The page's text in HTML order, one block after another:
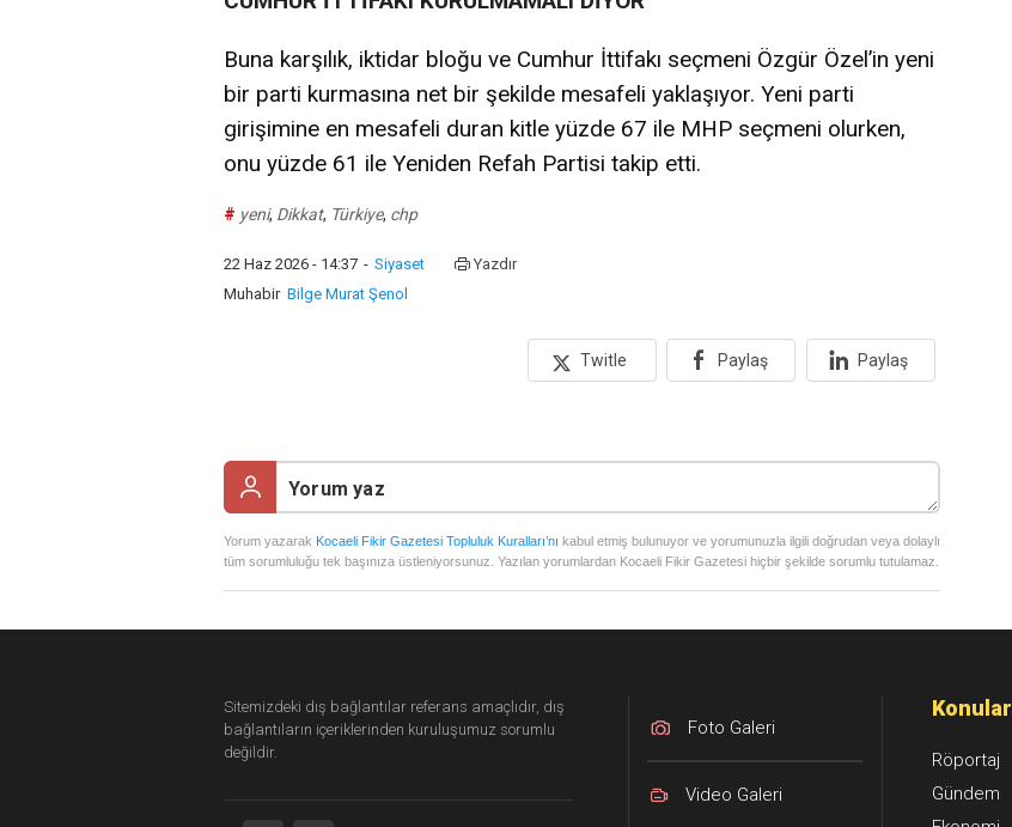
Buna karşılık, iktidar bloğu ve Cumhur İttifakı seçmeni Özgür Özel’in yeni
bir parti kurmasına net bir şekilde mesafeli yaklaşıyor. Yeni parti
girişimine en mesafeli duran kitle yüzde 67 ile MHP seçmeni olurken,
onu yüzde 61 ile Yeniden Refah Partisi takip etti.
# yeni, Dikkat, Türkiye, chp
22 Haz 2026 - 14:37 - Siyaset
Yazdır
Muhabir Bilge Murat Şenol
Twitle Paylaş Paylaş
Yorum yazarak Kocaeli Fikir Gazetesi Topluluk Kuralları’nı kabul etmiş bulunuyor ve yorumunuzla ilgili doğrudan veya dolaylı
tüm sorumluluğu tek başınıza üstleniyorsunuz. Yazılan yorumlardan Kocaeli Fikir Gazetesi hiçbir şekilde sorumlu tutulamaz.
Sitemizdeki dış bağlantılar referans amaçlıdır, dış
bağlantıların içeriklerinden kuruluşumuz sorumlu
değildir.
Foto Galeri
Video Galeri
Konular
Röportaj
Gündem